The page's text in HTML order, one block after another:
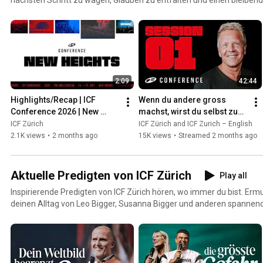
Umfeld positiv zu prägen. New Heights – ICF Conference 2026 Bereit für Wachstum und Einfluss?
Gemeinsam erreichen wir neue Höhen!
2:09
Highlights/Recap | ICF
Conference 2026 | New
Hights
ICF Zürich
2.1K views • 2 months ago
42:44
Wenn du andere gross
machst, wirst du selbst zum
Segen | SE01 | ICF
Conference | Leo Bigger
ICF Zürich and ICF Zurich – English
15K views • Streamed 2 months ago
Aktuelle Predigten von ICF Zürich
Play all
Inspirierende Predigten von ICF Zürich hören, wo immer du bist.
deinen Alltag von Leo Bigger, Susanna Bigger und anderen